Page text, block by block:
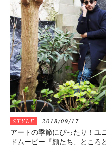
STYLE 2018/09/17
アートの季節にぴったり！ユ
ドムービー『顔たち、ところ